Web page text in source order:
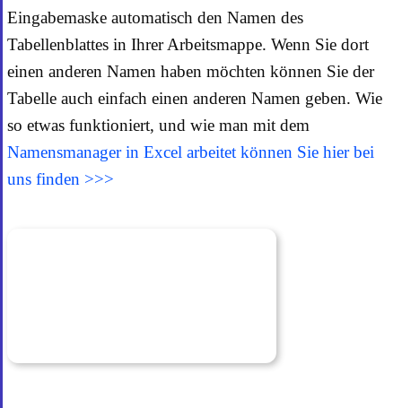
Eingabemaske automatisch den Namen des
Tabellenblattes in Ihrer Arbeitsmappe. Wenn Sie dort
einen anderen Namen haben möchten können Sie der
Tabelle auch einfach einen anderen Namen geben. Wie
so etwas funktioniert, und wie man mit dem
Namensmanager in Excel arbeitet können Sie hier bei
uns finden >>>